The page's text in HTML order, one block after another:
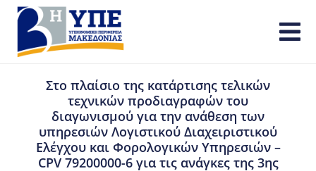
Στο πλαίσιο της κατάρτισης τελικών
τεχνικών προδιαγραφών του
διαγωνισμού για την ανάθεση των
υπηρεσιών Λογιστικού Διαχειριστικού
Ελέγχου και Φορολογικών Υπηρεσιών –
CPV 79200000-6 για τις ανάγκες της 3ης